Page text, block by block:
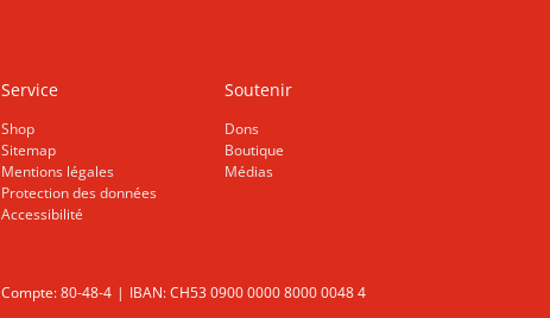
Service
Shop
Sitemap
Mentions légales
Protection des données
Accessibilité
Soutenir
Dons
Boutique
Médias
Compte: 80-48-4 IBAN: CH53 0900 0000 8000 0048 4